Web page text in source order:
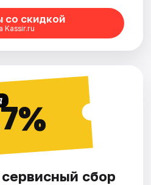
со скидкой
Kassir.ru
сбор